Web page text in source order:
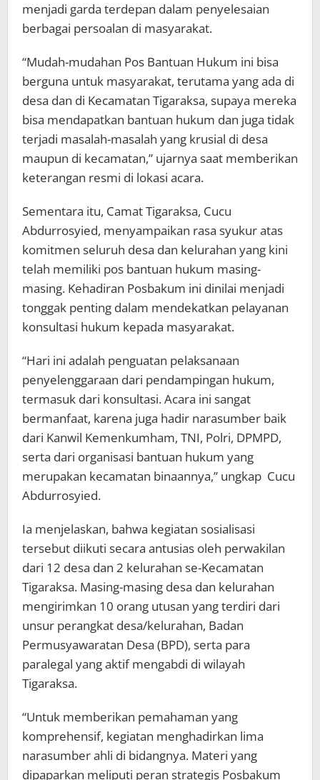
menjadi garda terdepan dalam penyelesaian
berbagai persoalan di masyarakat.
“Mudah-mudahan Pos Bantuan Hukum ini bisa
berguna untuk masyarakat, terutama yang ada di
desa dan di Kecamatan Tigaraksa, supaya mereka
bisa mendapatkan bantuan hukum dan juga tidak
terjadi masalah-masalah yang krusial di desa
maupun di kecamatan,” ujarnya saat memberikan
keterangan resmi di lokasi acara.
Sementara itu, Camat Tigaraksa, Cucu
Abdurrosyied, menyampaikan rasa syukur atas
komitmen seluruh desa dan kelurahan yang kini
telah memiliki pos bantuan hukum masing-
masing. Kehadiran Posbakum ini dinilai menjadi
tonggak penting dalam mendekatkan pelayanan
konsultasi hukum kepada masyarakat.
“Hari ini adalah penguatan pelaksanaan
penyelenggaraan dari pendampingan hukum,
termasuk dari konsultasi. Acara ini sangat
bermanfaat, karena juga hadir narasumber baik
dari Kanwil Kemenkumham, TNI, Polri, DPMPD,
serta dari organisasi bantuan hukum yang
merupakan kecamatan binaannya,” ungkap Cucu
Abdurrosyied.
Ia menjelaskan, bahwa kegiatan sosialisasi
tersebut diikuti secara antusias oleh perwakilan
dari 12 desa dan 2 kelurahan se-Kecamatan
Tigaraksa. Masing-masing desa dan kelurahan
mengirimkan 10 orang utusan yang terdiri dari
unsur perangkat desa/kelurahan, Badan
Permusyawaratan Desa (BPD), serta para
paralegal yang aktif mengabdi di wilayah
Tigaraksa.
“Untuk memberikan pemahaman yang
komprehensif, kegiatan menghadirkan lima
narasumber ahli di bidangnya. Materi yang
dipaparkan meliputi peran strategis Posbakum